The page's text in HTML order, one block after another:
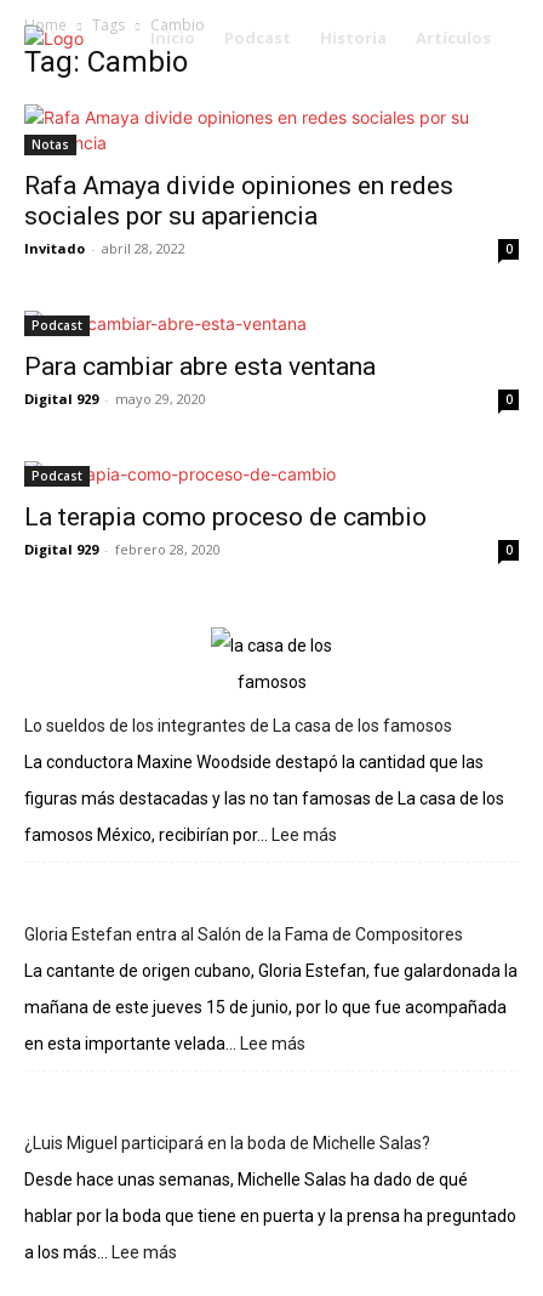
Inicio Podcast Historia Artículos
Home Tags Cambio
Tag: Cambio
Notas
Rafa Amaya divide opiniones en redes
sociales por su apariencia
Invitado - abril 28, 2022 0
Podcast
Para cambiar abre esta ventana
Digital 929 - mayo 29, 2020 0
Podcast
La terapia como proceso de cambio
Digital 929 - febrero 28, 2020 0
Lo sueldos de los integrantes de La casa de los famosos
La conductora Maxine Woodside destapó la cantidad que las
figuras más destacadas y las no tan famosas de La casa de los
famosos México, recibirían por...
Lee más
los
integrantes
La
Gloria Estefan entra al Salón de la Fama de Compositores
La cantante de origen cubano, Gloria Estefan, fue galardonada la
mañana de este jueves 15 de junio, por lo que fue acompañada
en esta importante velada...
Lee más
al
Salón
la
¿Luis Miguel participará en la boda de Michelle Salas?
Desde hace unas semanas, Michelle Salas ha dado de qué
hablar por la boda que tiene en puerta y la prensa ha preguntado
a los más...
Lee más